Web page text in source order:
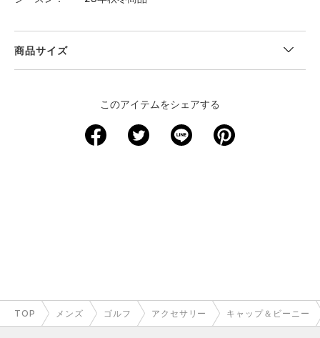
商品サイズ
このアイテムをシェアする
TOP メンズ ゴルフ アクセサリー キャップ＆ビーニー